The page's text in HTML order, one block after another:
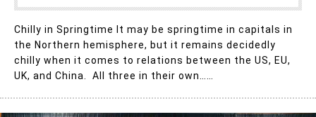
Chilly in Springtime It may be springtime in capitals in
the Northern hemisphere, but it remains decidedly
chilly when it comes to relations between the US, EU,
UK, and China. All three in their own……